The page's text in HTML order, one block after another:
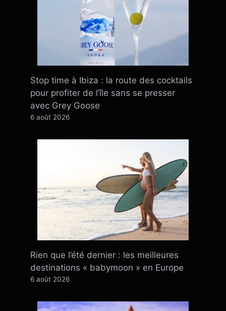
Stop time à Ibiza : la route des cocktails
pour profiter de l’île sans se presser
avec Grey Goose
6 août 2026
Rien que l’été dernier : ​​les meilleures
destinations « babymoon » en Europe
6 août 2026